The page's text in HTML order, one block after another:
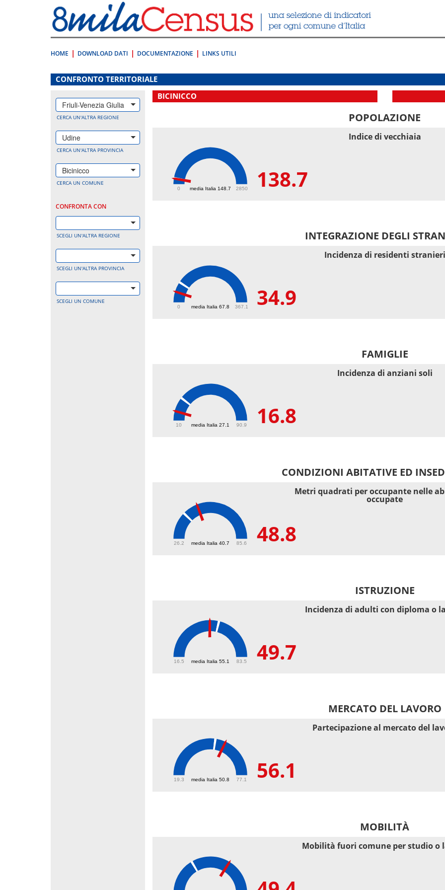
direttamente
a:
Contenuto
HOME DOWNLOAD DATI DOCUMENTAZIONE LINKS UTILI
.
CONFRONTO TERRITORIALE
Friuli-Venezia Giulia
CERCA UN'ALTRA REGIONE
Udine
CERCA UN'ALTRA PROVINCIA
Bicinicco
CERCA UN COMUNE
CONFRONTA CON
SCEGLI UN'ALTRA REGIONE
SCEGLI UN'ALTRA PROVINCIA
SCEGLI UN COMUNE
BICINICCO
POPOLAZIONE
media Italia 148.7
0 2850 138.7
Indice di vecchiaia
INTEGRAZIONE DEGLI
media Italia 67.8
0 367.1 34.9
Incidenza di residenti stranieri
FAMIGLIE
media Italia 27.1
10 90.9 16.8
Incidenza di anziani soli
CONDIZIONI ABITATIVE ED
media Italia 40.7
26.2 85.6 48.8
Metri quadrati per occupante nelle
occupate
ISTRUZIONE
media Italia 55.1
16.5 83.5 49.7
Incidenza di adulti con diploma o
MERCATO DEL LAVORO
media Italia 50.8
19.3 77.1 56.1
Partecipazione al mercato del
MOBILITÀ
Mobilità fuori comune per studio o